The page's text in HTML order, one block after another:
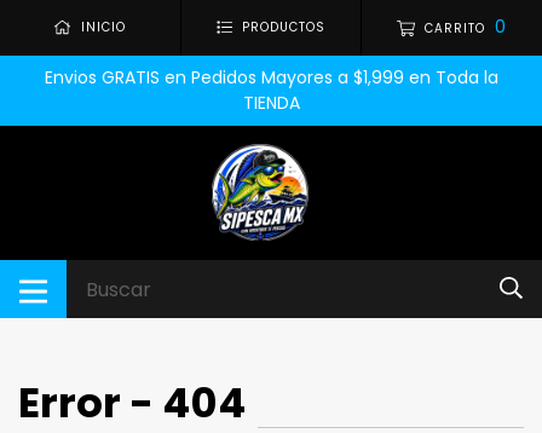
INICIO PRODUCTOS CARRITO 0
Envios GRATIS en Pedidos Mayores a $1,999 en Toda la
TIENDA
Error - 404